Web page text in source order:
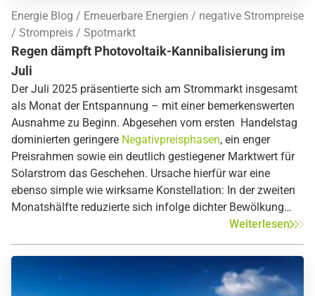
Energie Blog Erneuerbare Energien
negative Strompreise
Strompreis
Spotmarkt
Regen dämpft Photovoltaik-Kannibalisierung im
Juli
Der Juli 2025 präsentierte sich am Strommarkt insgesamt
als Monat der Entspannung – mit einer bemerkenswerten
Ausnahme zu Beginn. Abgesehen vom ersten Handelstag
dominierten geringere Negativpreisphasen, ein enger
Preisrahmen sowie ein deutlich gestiegener Marktwert für
Solarstrom das Geschehen. Ursache hierfür war eine
ebenso simple wie wirksame Konstellation: In der zweiten
Monatshälfte reduzierte sich infolge dichter Bewölkung
und anhaltender Regenfälle die Photovoltaikeinspeisung
spürbar. Gleichzeitig war über den gesamten Monat
hinweg eine leicht erhöhte Stromnachfrage während der
Mittagsstunden zu verzeichnen.
Weiterlesen